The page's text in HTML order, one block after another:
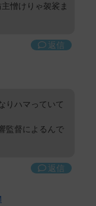
憎けりゃ袈裟ま
返信
りハマっていて
監督によるんで
返信